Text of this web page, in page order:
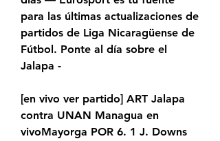
para las últimas actualizaciones de
partidos de Liga Nicaragüense de
Fútbol. Ponte al día sobre el
Jalapa -
[en vivo ver partido] ART Jalapa
contra UNAN Managua en
vivoMayorga POR 6. 1 J. Downs